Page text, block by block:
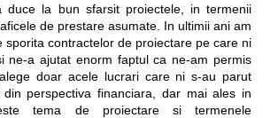
duce la bun sfarsit proiectele, in termenii
de prestare asumate. In ultimii ani am
sporita contractelor de proiectare pe care ni
ne-a ajutat enorm faptul ca ne-am permis
doar acele lucrari care ni s-au parut
din perspectiva financiara, dar mai ales in
tema de proiectare si termenele